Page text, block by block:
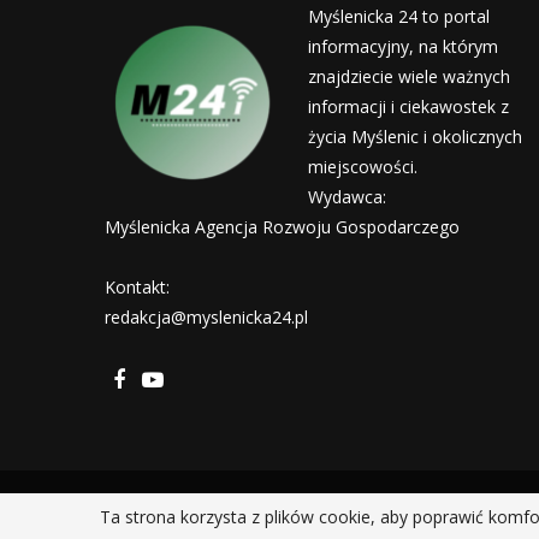
Myślenicka 24 to portal
informacyjny, na którym
znajdziecie wiele ważnych
informacji i ciekawostek z
życia Myślenic i okolicznych
miejscowości.
Wydawca:
Myślenicka Agencja Rozwoju Gospodarczego
Kontakt:
redakcja@myslenicka24.pl
Ta strona korzysta z plików cookie, aby poprawić